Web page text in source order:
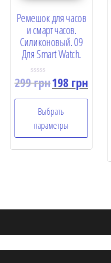
Ремешок для часов
и смарт часов.
Силиконовый. 09
Для Smart Watch.
R
o
299грн198грн
Выбрать
параметры